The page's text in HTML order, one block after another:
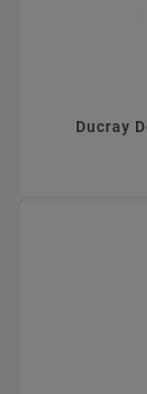
Ducray